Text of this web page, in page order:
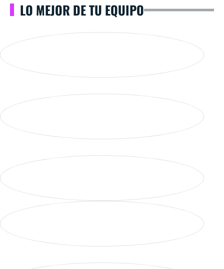
LO MEJOR DE TU EQUIPO